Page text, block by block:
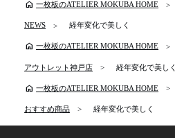
home 一枚板のATELIER MOKUBA HOME
NEWS 経年変化で美しく
home 一枚板のATELIER MOKUBA HOME
アウトレット神戸店 経年変化で美しく
home 一枚板のATELIER MOKUBA HOME
おすすめ商品 経年変化で美しく